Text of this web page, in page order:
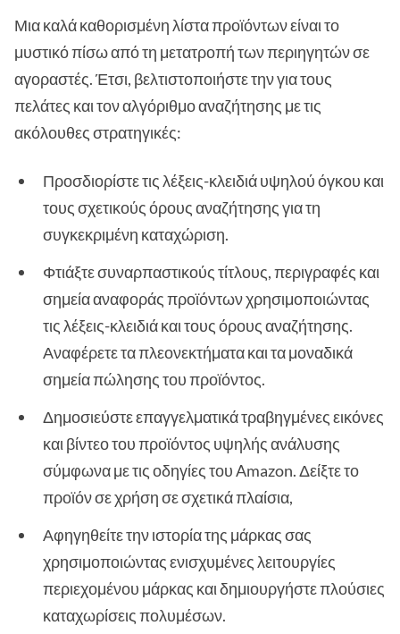
Μια καλά καθορισμένη λίστα προϊόντων είναι το
μυστικό πίσω από τη μετατροπή των περιηγητών σε
αγοραστές. Έτσι, βελτιστοποιήστε την για τους
πελάτες και τον αλγόριθμο αναζήτησης με τις
ακόλουθες στρατηγικές:
Προσδιορίστε τις λέξεις-κλειδιά υψηλού όγκου και
τους σχετικούς όρους αναζήτησης για τη
συγκεκριμένη καταχώριση.
Φτιάξτε συναρπαστικούς τίτλους, περιγραφές και
σημεία αναφοράς προϊόντων χρησιμοποιώντας
τις λέξεις-κλειδιά και τους όρους αναζήτησης.
Αναφέρετε τα πλεονεκτήματα και τα μοναδικά
σημεία πώλησης του προϊόντος.
Δημοσιεύστε επαγγελματικά τραβηγμένες εικόνες
και βίντεο του προϊόντος υψηλής ανάλυσης
σύμφωνα με τις οδηγίες του Amazon. Δείξτε το
προϊόν σε χρήση σε σχετικά πλαίσια,
Αφηγηθείτε την ιστορία της μάρκας σας
χρησιμοποιώντας ενισχυμένες λειτουργίες
περιεχομένου μάρκας και δημιουργήστε πλούσιες
καταχωρίσεις πολυμέσων.